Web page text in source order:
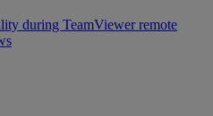
during TeamViewer remote